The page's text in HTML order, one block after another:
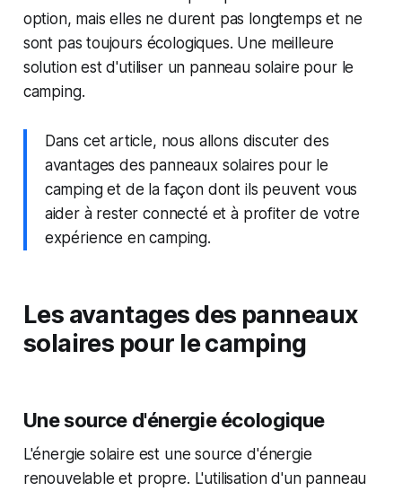
option, mais elles ne durent pas longtemps et ne
sont pas toujours écologiques. Une meilleure
solution est d'utiliser un panneau solaire pour le
camping.
Dans cet article, nous allons discuter des
avantages des panneaux solaires pour le
camping et de la façon dont ils peuvent vous
aider à rester connecté et à profiter de votre
expérience en camping.
Les avantages des panneaux
solaires pour le camping
Une source d'énergie écologique
L'énergie solaire est une source d'énergie
renouvelable et propre. L'utilisation d'un panneau